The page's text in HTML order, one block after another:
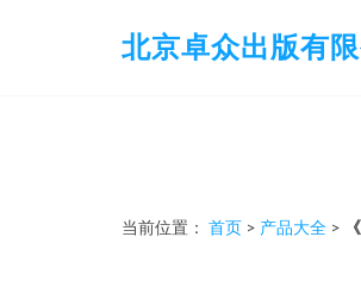
北京卓众出版有
当前位置： 首页 > 产品大全 >